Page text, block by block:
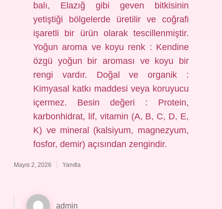
balı, Elazığ gibi geven bitkisinin
yetiştiği bölgelerde üretilir ve coğrafi
işaretli bir ürün olarak tescillenmiştir.
Yoğun aroma ve koyu renk : Kendine
özgü yoğun bir aroması ve koyu bir
rengi vardır. Doğal ve organik :
Kimyasal katkı maddesi veya koruyucu
içermez. Besin değeri : Protein,
karbonhidrat, lif, vitamin (A, B, C, D, E,
K) ve mineral (kalsiyum, magnezyum,
fosfor, demir) açısından zengindir.
Mayıs 2, 2026 Yanıtla
admin